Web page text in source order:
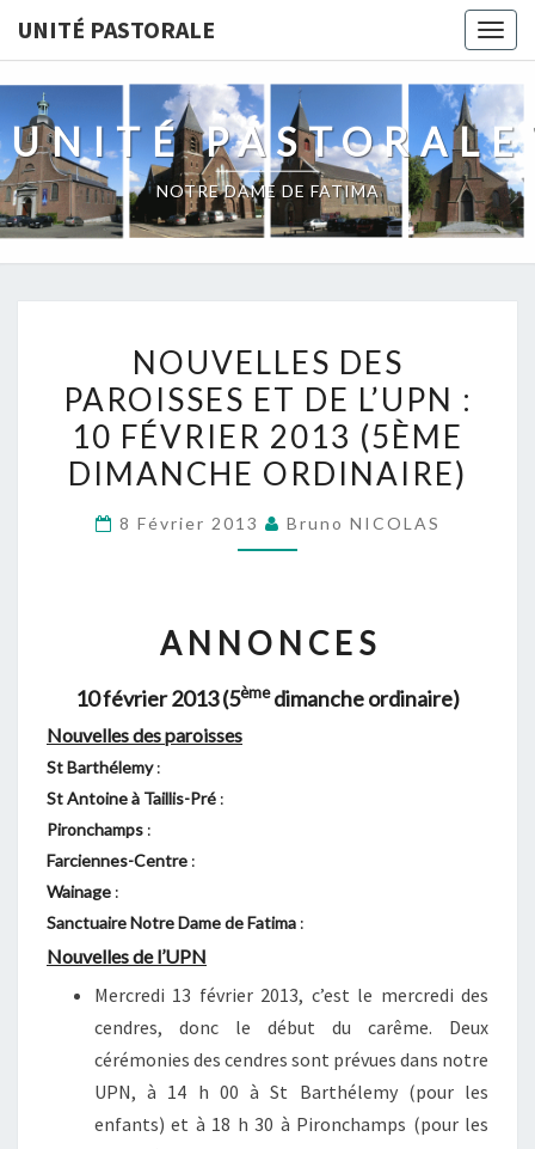
UNITÉ PASTORALE
UNITÉ PASTORALE
NOTRE DAME DE FATIMA
DES
PAROISSES
ET
DE
:
2013
(5ÈME
DIMANCHE
NOUVELLES DES
PAROISSES ET DE L’UPN :
10 FÉVRIER 2013 (5ÈME
DIMANCHE ORDINAIRE)
8 Février 2013 Bruno NICOLAS
A N N O N C E S
10 février 2013 (5èmedimanche ordinaire)
Nouvelles des paroisses
St Barthélemy:
St Antoine à Taillis-Pré :
Pironchamps :
Farciennes-Centre :
Wainage :
Sanctuaire Notre Dame de Fatima :
Nouvelles de l’UPN
Mercredi 13 février 2013, c’est le mercredi des
cendres, donc le début du carême. Deux
cérémonies des cendres sont prévues dans notre
UPN, à 14 h 00 à St Barthélemy (pour les
enfants) et à 18 h 30 à Pironchamps (pour les